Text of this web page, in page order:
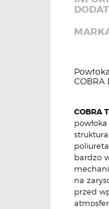
COBRA
COBRA
bardzo
na
przed